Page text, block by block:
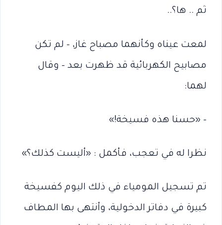
ثم .. ها؟..
لمعت عيناه وكأنهما مصباح غاز، – لم تكن
مصابيح الكهربائية قد ظهرت بعد – وقال
لهما:
– «حسنا هذه فسيخة!»
نظرا له في تعجب، فأكمل : «أليست كذلك؟»
تم تسجيل المومياء في ذلك اليوم كفسيخة
كبيرة في دفاتر الدخولية، وأنتهى بها المطاف